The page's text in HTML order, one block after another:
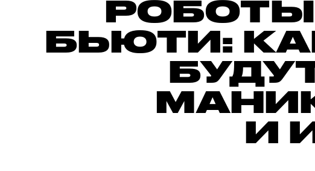
БЬЮТИ:
И